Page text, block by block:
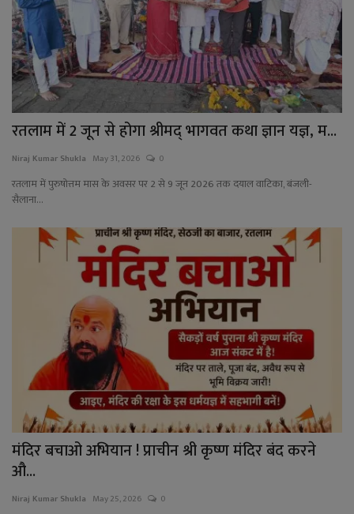
रतलाम में 2 जून से होगा श्रीमद् भागवत कथा ज्ञान यज्ञ, म...
Niraj Kumar Shukla May 31, 2026 0
रतलाम में पुरुषोत्तम मास के अवसर पर 2 से 9 जून 2026 तक दयाल वाटिका, बंजली-
सैलाना...
मंदिर बचाओ अभियान ! प्राचीन श्री कृष्ण मंदिर बंद करने
औ...
Niraj Kumar Shukla May 25, 2026 0